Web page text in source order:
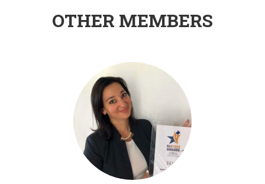
OTHER MEMBERS